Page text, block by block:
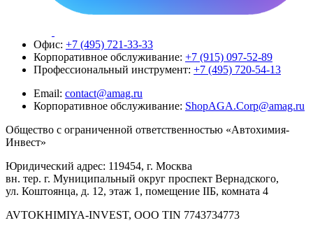
Офис: +7 (495) 721-33-33
Корпоративное обслуживание: +7 (915) 097-52-89
Профессиональный инструмент: +7 (495) 720-54-13
Email: contact@amag.ru
Корпоративное обслуживание: ShopAGA.Corp@amag.ru
Общество с ограниченной ответственностью «Автохимия-
Инвест»
Юридический адрес: 119454, г. Москва
вн. тер. г. Муниципальный округ проспект Вернадского,
ул. Коштоянца, д. 12, этаж 1, помещение IIБ, комната 4
AVTOKHIMIYA-INVEST, OOO TIN 7743734773